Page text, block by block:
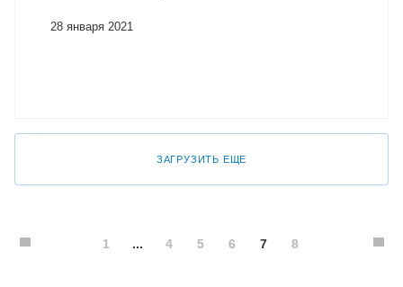
28 января 2021
ЗАГРУЗИТЬ ЕЩЕ
1 ... 4 5 6 7 8